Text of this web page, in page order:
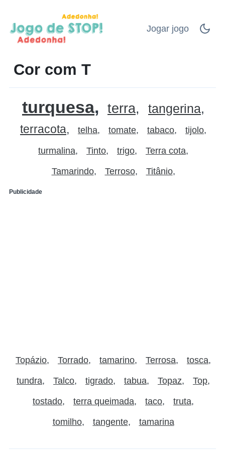
Jogar jogo
Cor com T
turquesa terra tangerina
terracota telha tomate tabaco tijolo
turmalina Tinto trigo Terra cota
Tamarindo Terroso Titânio
Publicidade
Topázio Torrado tamarino Terrosa tosca
tundra Talco tigrado tabua Topaz Top
tostado terra queimada taco truta
tomilho tangente tamarina